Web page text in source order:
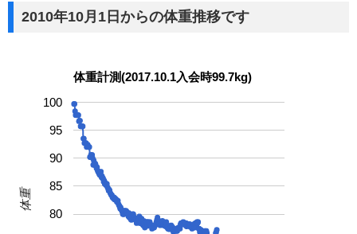
2010年10月1日からの体重推移です
体重計測(2017.10.1入会時99.7kg)
80
85
90
95
100
体重